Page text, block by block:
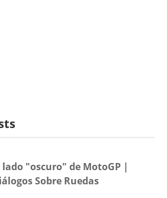
lado "oscuro" de MotoGP |
Sobre Ruedas